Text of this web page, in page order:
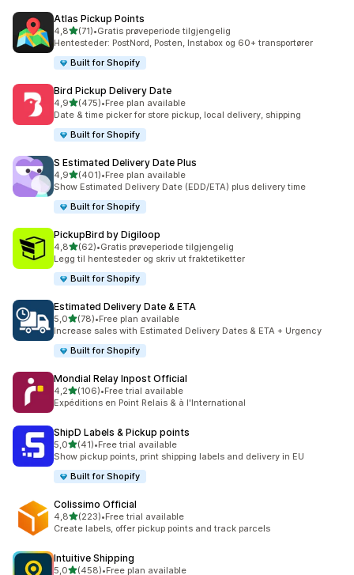
Atlas Pickup Points
4,8av 5 stjerner
(71)
Totalt 71 omtaler
•Gratis prøveperiode tilgjengelig
Hentesteder: PostNord, Posten, Instabox og 60+ transportører
Built for Shopify
Bird Pickup Delivery Date
4,9av 5 stjerner
(475)
Totalt 475 omtaler
•Free plan available
Date & time picker for store pickup, local delivery, shipping
Built for Shopify
S Estimated Delivery Date Plus
4,9av 5 stjerner
(401)
Totalt 401 omtaler
•Free plan available
Show Estimated Delivery Date (EDD/ETA) plus delivery time
Built for Shopify
PickupBird by Digiloop
4,8av 5 stjerner
(62)
Totalt 62 omtaler
•Gratis prøveperiode tilgjengelig
Legg til hentesteder og skriv ut fraktetiketter
Built for Shopify
Estimated Delivery Date & ETA
5,0av 5 stjerner
(78)
Totalt 78 omtaler
•Free plan available
Increase sales with Estimated Delivery Dates & ETA + Urgency
Built for Shopify
Mondial Relay Inpost Official
4,2av 5 stjerner
(106)
Totalt 106 omtaler
•Free trial available
Expéditions en Point Relais & à l'International
ShipD Labels & Pickup points
5,0av 5 stjerner
(41)
Totalt 41 omtaler
•Free trial available
Show pickup points, print shipping labels and delivery in EU
Built for Shopify
Colissimo Official
4,8av 5 stjerner
(223)
Totalt 223 omtaler
•Free trial available
Create labels, offer pickup points and track parcels
Intuitive Shipping
5,0av 5 stjerner
(458)•Free plan available